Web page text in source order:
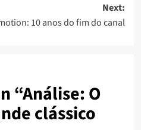
Next:
10 anos do fim do canal
“Análise: O
clássico